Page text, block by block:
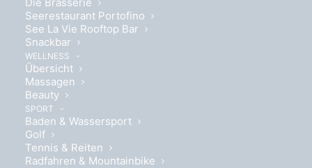
Seerestaurant Portofino
See La Vie Rooftop Bar
Snackbar
WELLNESS
Übersicht
Massagen
Beauty
SPORT
Baden & Wassersport
Golf
Tennis & Reiten
Radfahren & Mountainbike
Wohlfühlen auf ca. 25 m²
Boxspringbett 180 x 200cm